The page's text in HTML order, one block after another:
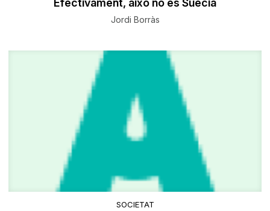
Efectivament, això no és Suècia
Jordi Borràs
SOCIETAT